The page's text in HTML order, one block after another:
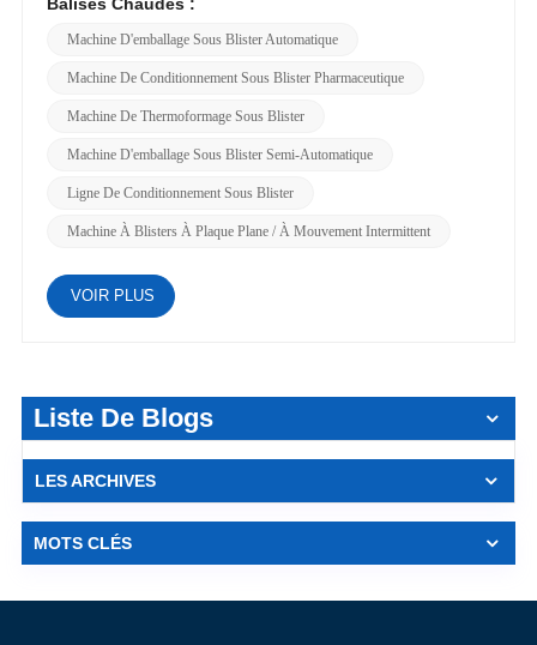
Balises Chaudes :
Machine D'emballage Sous Blister Automatique
Machine De Conditionnement Sous Blister Pharmaceutique
Machine De Thermoformage Sous Blister
Machine D'emballage Sous Blister Semi-Automatique
Ligne De Conditionnement Sous Blister
Machine À Blisters À Plaque Plane / À Mouvement Intermittent
VOIR PLUS
Liste De Blogs
LES ARCHIVES
MOTS CLÉS